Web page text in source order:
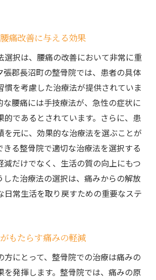
痛改善に与える効果
選択は、腰痛の改善において非常に重
張郡長沼町の整骨院では、患者の具体
慣を考慮した治療法が提供されていま
な腰痛には手技療法が、急性の症状に
的であるとされています。さらに、患
を元に、効果的な治療法を選ぶことが
きる整骨院で適切な治療法を選択する
減だけでなく、生活の質の向上にもつ
した治療法の選択は、痛みからの解放
日常生活を取り戻すための重要なステ
もたらす痛みの軽減
方にとって、整骨院での治療は痛みの
を発揮します。整骨院では、痛みの原